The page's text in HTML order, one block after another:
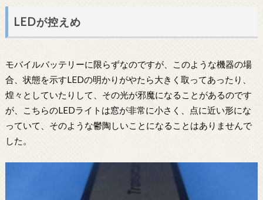
LEDが控えめ
モバイルバッテリーに限らずなのですが、このような機器の場
合、状態を示すLEDの明かりがやたら大きく取ってあったり、
煌々としていたりして、その光が邪魔になることがあるのです
が、こちらのLEDライトは窓が非常に小さく、点に近い形にな
っていて、そのような鬱陶しいことになることはありませんで
した。